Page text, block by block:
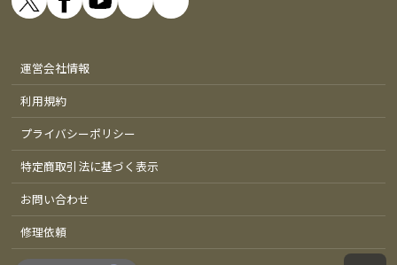
運営会社情報
利用規約
プライバシーポリシー
特定商取引法に基づく表示
お問い合わせ
修理依頼